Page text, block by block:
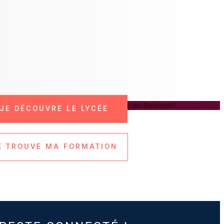
RECONNU
ROCHE-SUR-YON
JE DÉCOUVRE LE LYCÉE
TROUVE MA FORMATION